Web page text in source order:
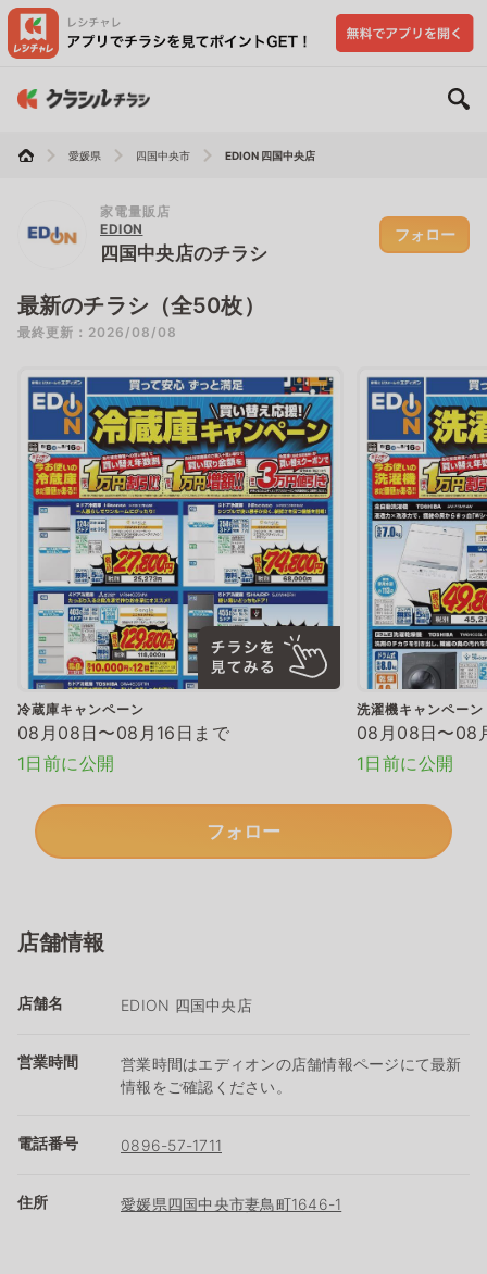
愛媛県 四国中央市 EDION 四国中央店
家電量販店
EDION
四国中央店のチラシ
フォロー
最新のチラシ（全50枚）
最終更新：2026/08/08
冷蔵庫キャンペーン
08月08日〜08月16日まで
1日前に公開
洗濯機キャンペーン
08月08日〜08
1日前に公開
フォロー
店舗情報
店舗名 EDION 四国中央店
営業時間
営業時間はエディオンの店舗情報ページにて最新
情報をご確認ください。
電話番号 0896-57-1711
住所 愛媛県四国中央市妻鳥町1646-1